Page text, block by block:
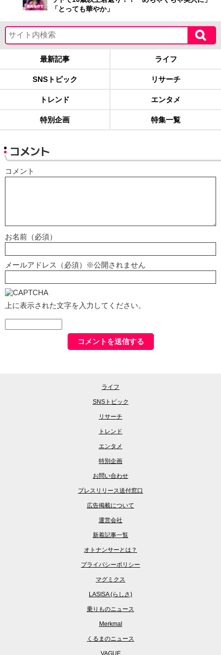
「とっても華やか」
最新記事 ライフ
SNSトピック リサーチ
トレンド エンタメ
特別企画 特集一覧
コメント
コメント
お名前（必須）
メールアドレス（必須）※公開されません
上に表示された文字を入力してください。
ライフ
SNSトピック
リサーチ
トレンド
エンタメ
特別企画
お問い合わせ
プレスリリース送付窓口
広告掲載について
運営会社
新着記事一覧
オトナンサーとは？
プライバシーポリシー
マグミクス
LASISA (らしさ)
乗りものニュース
Merkmal
くるまのニュース
VAGUE